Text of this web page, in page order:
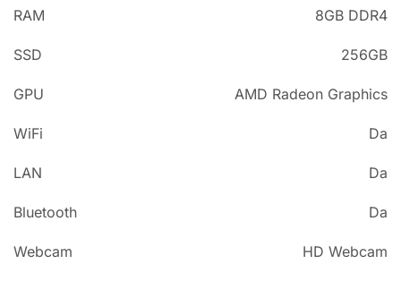
RAM 8GB DDR4
SSD 256GB
GPU AMD Radeon Graphics
WiFi Da
LAN Da
Bluetooth Da
Webcam HD Webcam